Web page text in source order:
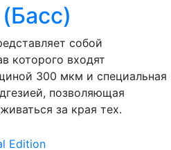
собой
которого входят
300 мкм и специальная
позволяющая
за края тех.